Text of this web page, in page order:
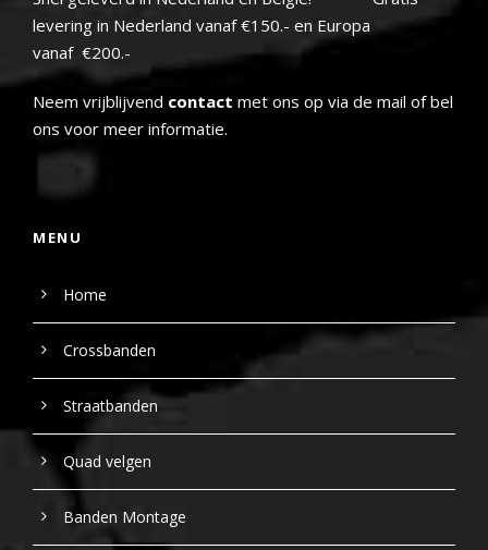
levering in Nederland vanaf €150.- en Europa
vanaf €200.-
Neem vrijblijvend contact met ons op via de mail of bel
ons voor meer informatie.
MENU
Home
Crossbanden
Straatbanden
Quad velgen
Banden Montage